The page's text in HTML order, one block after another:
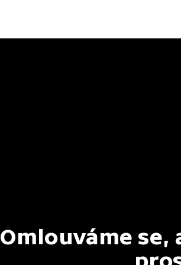
Omlouváme se,